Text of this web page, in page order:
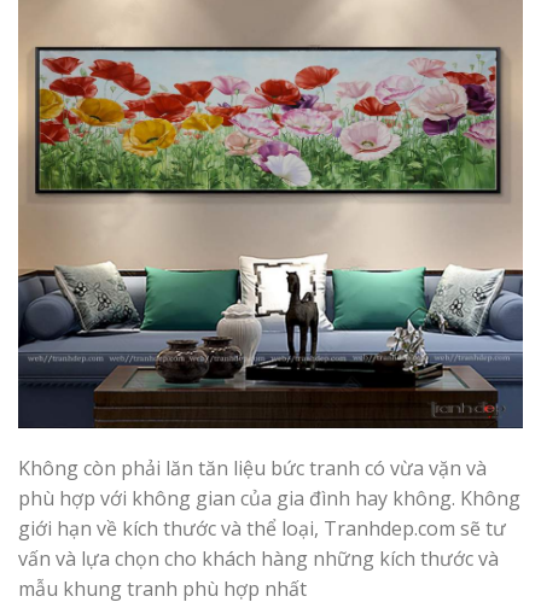
Không còn phải lăn tăn liệu bức tranh có vừa vặn và
phù hợp với không gian của gia đình hay không. Không
giới hạn về kích thước và thể loại, Tranhdep.com sẽ tư
vấn và lựa chọn cho khách hàng những kích thước và
mẫu khung tranh phù hợp nhất